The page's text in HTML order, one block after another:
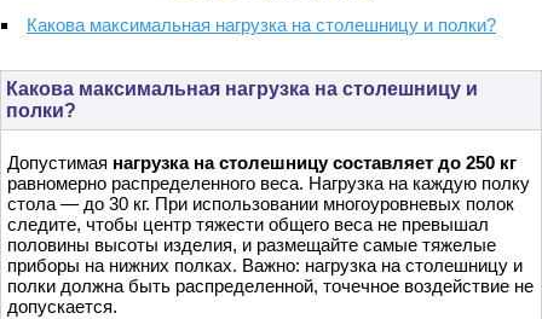
Какова максимальная нагрузка на столешницу и полки?
Какова максимальная нагрузка на столешницу и
полки?
Допустимая нагрузка на столешницу составляет до 250 кг
равномерно распределенного веса. Нагрузка на каждую полку
стола — до 30 кг. При использовании многоуровневых полок
следите, чтобы центр тяжести общего веса не превышал
половины высоты изделия, и размещайте самые тяжелые
приборы на нижних полках. Важно: нагрузка на столешницу и
полки должна быть распределенной, точечное воздействие не
допускается.